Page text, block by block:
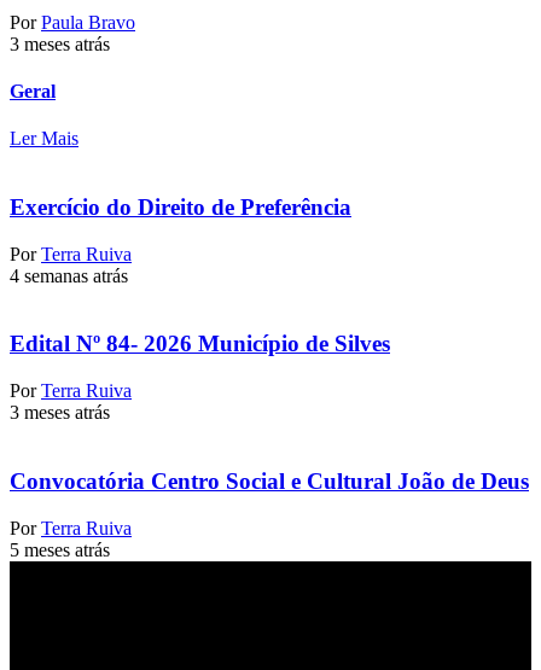
Por Paula Bravo
3 meses atrás
Geral
Ler Mais
Exercício do Direito de Preferência
Por Terra Ruiva
4 semanas atrás
Edital Nº 84- 2026 Município de Silves
Por Terra Ruiva
3 meses atrás
Convocatória Centro Social e Cultural João de Deus
Por Terra Ruiva
5 meses atrás